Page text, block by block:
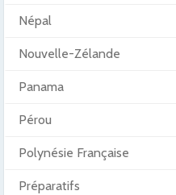
Népal
Nouvelle-Zélande
Panama
Pérou
Polynésie Française
Préparatifs